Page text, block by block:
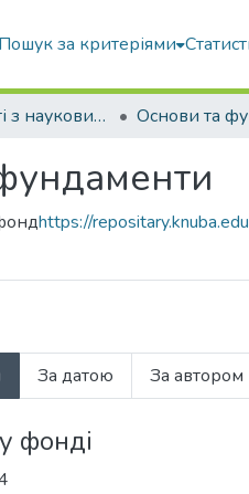
Пошук за критеріями
Вибрані статті з наукових збірників КНУБА Основи та
https://
За датою За автором
фонді